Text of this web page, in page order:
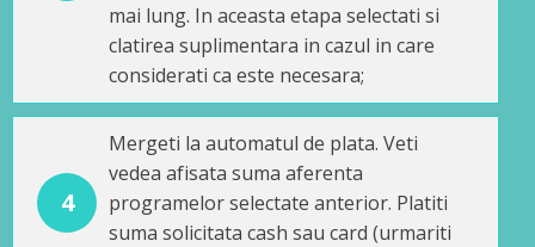
mai lung. In aceasta etapa selectati si
clatirea suplimentara in cazul in care
considerati ca este necesara;
4
Mergeti la automatul de plata. Veti
vedea afisata suma aferenta
programelor selectate anterior. Platiti
suma solicitata cash sau card (urmariti